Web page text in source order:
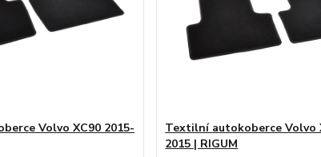
Volvo XC90 2015-
Textilní autokoberce Volvo
2015 | RIGUM